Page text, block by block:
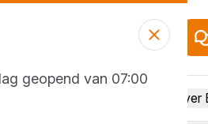
geopend van 07:00